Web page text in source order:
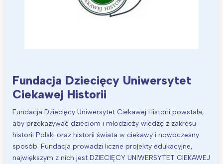
Fundacja Dziecięcy Uniwersytet
Ciekawej Historii
Fundacja Dziecięcy Uniwersytet Ciekawej Historii powstała,
aby przekazywać dzieciom i młodzieży wiedzę z zakresu
historii Polski oraz historii świata w ciekawy i nowoczesny
sposób. Fundacja prowadzi liczne projekty edukacyjne,
największym z nich jest DZIECIĘCY UNIWERSYTET CIEKAWEJ